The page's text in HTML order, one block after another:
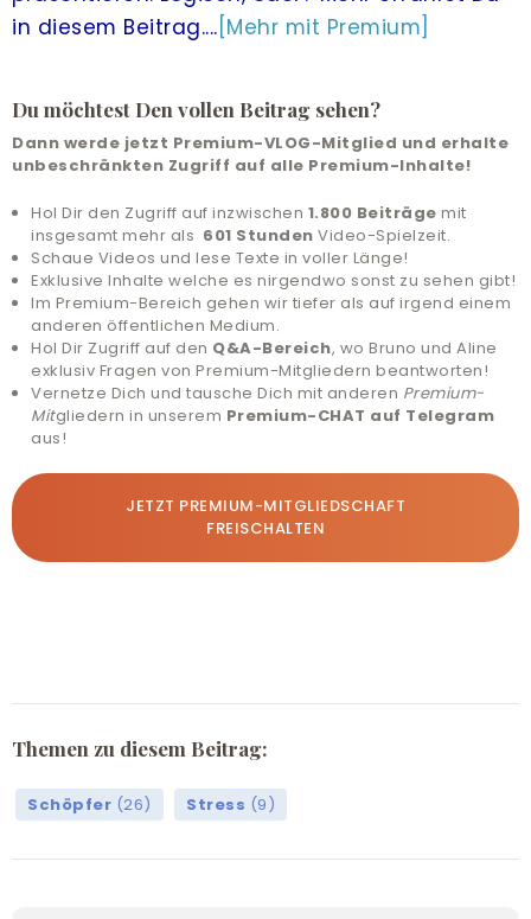
ANMELDEN
in diesem Beitrag.... [Mehr mit Premium]
Du möchtest Den vollen Beitrag sehen?
Dann werde jetzt Premium-VLOG-Mitglied und erhalte
unbeschränkten Zugriff auf alle Premium-Inhalte!
Hol Dir den Zugriff auf inzwischen 1.800 Beiträge mit
insgesamt mehr als 601 Stunden Video-Spielzeit.
Schaue Videos und lese Texte in voller Länge!
Exklusive Inhalte welche es nirgendwo sonst zu sehen gibt!
Im Premium-Bereich gehen wir tiefer als auf irgend einem
anderen öffentlichen Medium.
Hol Dir Zugriff auf den Q&A-Bereich, wo Bruno und Aline
exklusiv Fragen von Premium-Mitgliedern beantworten!
Vernetze Dich und tausche Dich mit anderen Premium-
Mitgliedern in unserem Premium-CHAT auf Telegram
aus!
JETZT PREMIUM-MITGLIEDSCHAFT
FREISCHALTEN
Themen zu diesem Beitrag:
Schöpfer (26) Stress (9)